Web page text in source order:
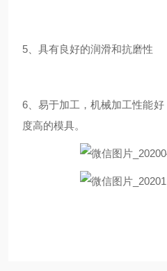
5、具有良好的润滑和抗磨性
6、易于加工，机械加工性能
度高的模具。